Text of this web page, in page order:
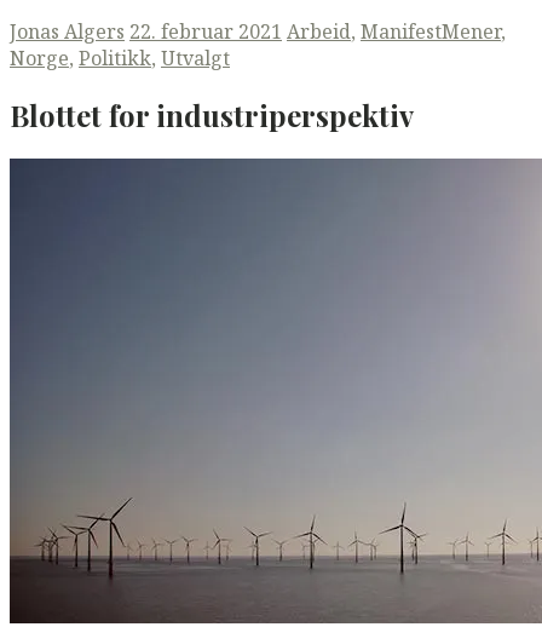
Jonas Algers 22. februar 2021 Arbeid, ManifestMener,
Norge, Politikk, Utvalgt
Blottet for industriperspektiv